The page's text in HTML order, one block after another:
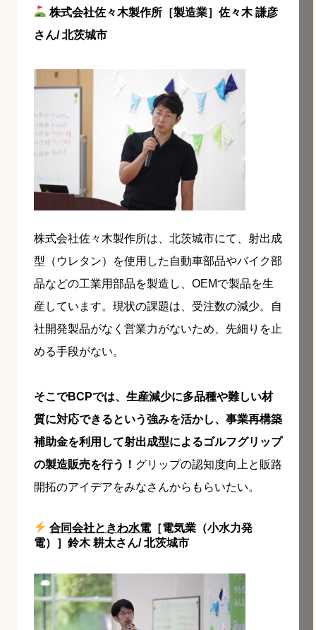
株式会社佐々木製作所［製造業］佐々木 謙彦
さん/ 北茨城市
株式会社佐々木製作所は、北茨城市にて、射出成
型（ウレタン）を使用した自動車部品やバイク部
品などの工業用部品を製造し、OEMで製品を生
産しています。現状の課題は、受注数の減少。自
社開発製品がなく営業力がないため、先細りを止
める手段がない。
そこでBCPでは、生産減少に多品種や難しい材
質に対応できるという強みを活かし、事業再構築
補助金を利用して射出成型によるゴルフグリップ
の製造販売を行う！ グリップの認知度向上と販路
開拓のアイデアをみなさんからもらいたい。
合同会社ときわ水電［電気業（小水力発
電）］鈴木 耕太さん/ 北茨城市